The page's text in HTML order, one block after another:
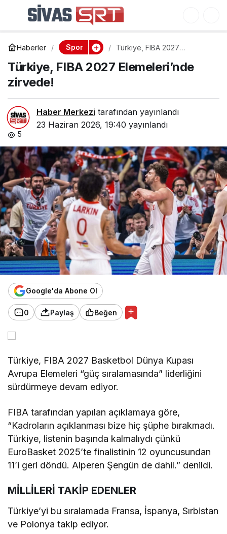
Haberler Spor
Türkiye, FIBA 2027
Türkiye, FIBA 2027 Elemeleri’nde
zirvede!
Haber Merkezi tarafından yayınlandı
23 Haziran 2026, 19:40 yayınlandı
5
Google'da Abone Ol
0 Paylaş Beğen
Türkiye, FIBA 2027 Basketbol Dünya Kupası
Avrupa Elemeleri “güç sıralamasında” liderliğini
sürdürmeye devam ediyor.
FIBA tarafından yapılan açıklamaya göre,
“Kadroların açıklanması bize hiç şüphe bırakmadı.
Türkiye, listenin başında kalmalıydı çünkü
EuroBasket 2025’te finalistinin 12 oyuncusundan
11’i geri döndü. Alperen Şengün de dahil.” denildi.
MİLLİLERİ TAKİP EDENLER
Türkiye’yi bu sıralamada Fransa, İspanya, Sırbistan
ve Polonya takip ediyor.
Türkiye, FIBA 2027